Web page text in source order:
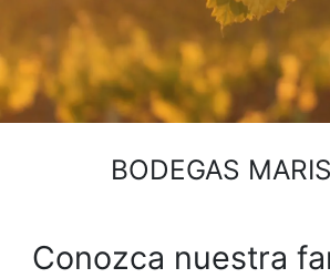
BODEGAS
Conozca nuestra